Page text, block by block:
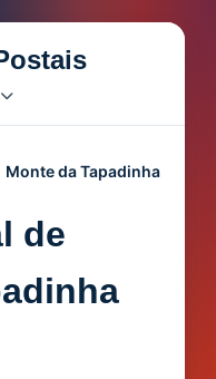
Monte da Tapadinha
de